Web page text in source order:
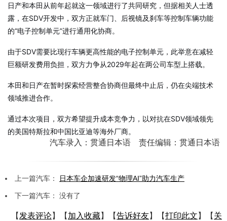
日产和本田从前年起就这一领域进行了共同研究，但据相关人士透
露，在SDV开发中，双方正就车门、后视镜及刹车等控制车辆功能
的“电子控制单元”进行通用化协商。
由于SDV需要比现行车辆更高性能的电子控制单元，此举意在减轻
巨额研发费用负担，双方力争从2029年起在两公司车型上搭载。
本田和日产在暂时探索经营整合协商但最终中止后，仍在尖端技术
领域推进合作。
通过本次项目，双方希望提升成本竞争力，以对抗在SDV领域领先
的美国特斯拉和中国比亚迪等海外厂商。
汽车录入：贯通日本语 责任编辑：贯通日本语
上一篇汽车： 日本车企加速研发“物理AI”助力汽车生产
下一篇汽车： 没有了
【 发表评论】【 加入收藏】【告诉好友】【打印此文 】【 关